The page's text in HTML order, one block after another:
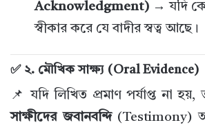
Acknowledgment) → যদি
স্বীকার করে যে বাদীর স্বত্ব আছে।
✅ ২. মৌখিক সাক্ষ্য (Oral Evidence)
📌 যদি লিখিত প্রমাণ পর্যাপ্ত না হয়,
সাক্ষীদের জবানবন্দি(Testimony)